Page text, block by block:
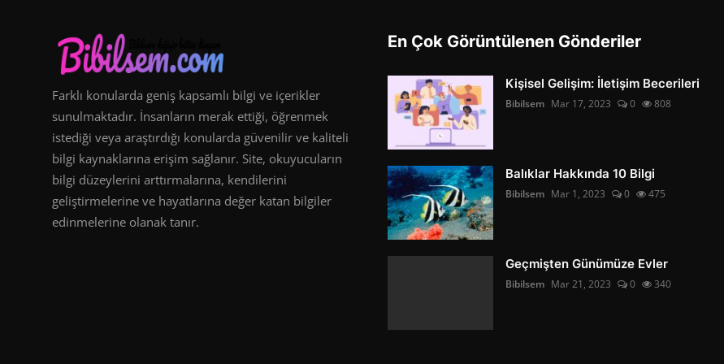
Farklı konularda geniş kapsamlı bilgi ve içerikler
sunulmaktadır. İnsanların merak ettiği, öğrenmek
istediği veya araştırdığı konularda güvenilir ve kaliteli
bilgi kaynaklarına erişim sağlanır. Site, okuyucuların
bilgi düzeylerini arttırmalarına, kendilerini
geliştirmelerine ve hayatlarına değer katan bilgiler
edinmelerine olanak tanır.
En Çok Görüntülenen Gönderiler
Kişisel Gelişim: İletişim Becerileri
Bibilsem Mar 17, 2023 0 808
Balıklar Hakkında 10 Bilgi
Bibilsem Mar 1, 2023 0 475
Geçmişten Günümüze Evler
Bibilsem Mar 21, 2023 0 340